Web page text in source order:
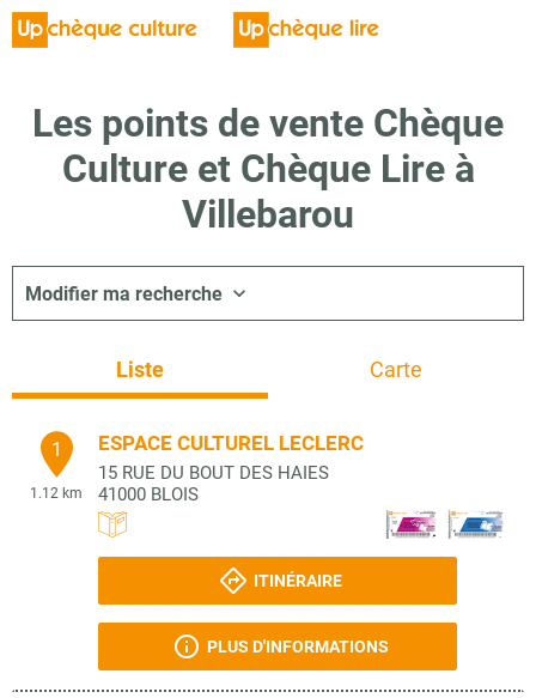
Les points de vente Chèque
Culture et Chèque Lire à
Villebarou
Modifier ma recherche
Liste Carte
1
1.12 km
ESPACE CULTUREL LECLERC
15 RUE DU BOUT DES HAIES
41000 BLOIS
ITINÉRAIRE
PLUS D'INFORMATIONS